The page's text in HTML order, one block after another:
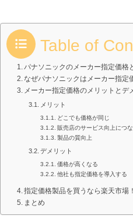
Table of
パナソニックのメーカー指定価格
なぜパナソニックはメーカー指定
メーカー指定価格のメリットとデ
メリット
どこでも価格が同じ
販売店のサービス向上につ
製品の質向上
デメリット
価格が高くなる
他社も指定価格を導入する
指定価格製品を買うなら楽天市場
まとめ